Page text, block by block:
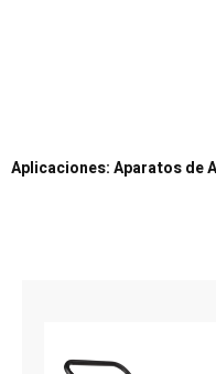
Aplicaciones: Aparatos de